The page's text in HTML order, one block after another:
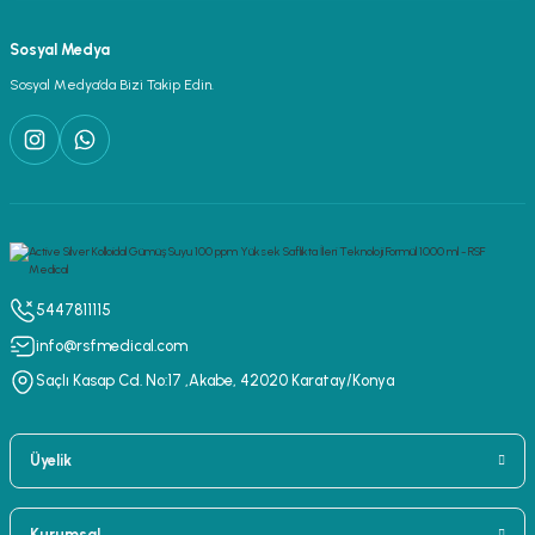
Sosyal Medya
Sosyal Medya’da Bizi Takip Edin.
5447811115
info@rsfmedical.com
Saçlı Kasap Cd. No:17 ,Akabe, 42020 Karatay/Konya
Üyelik